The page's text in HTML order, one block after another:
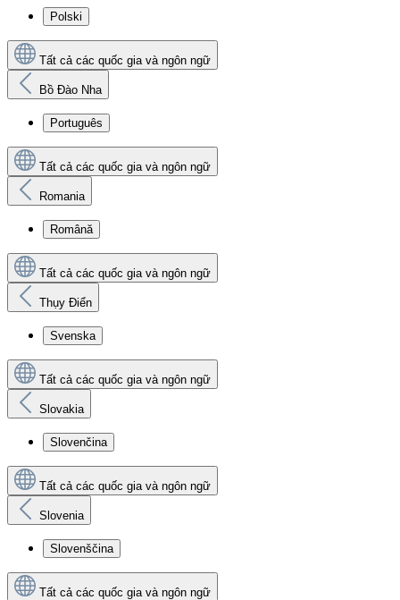
Polski
Tất cả các quốc gia và ngôn ngữ
Bồ Đào Nha
Português
Tất cả các quốc gia và ngôn ngữ
Romania
Română
Tất cả các quốc gia và ngôn ngữ
Thụy Điển
Svenska
Tất cả các quốc gia và ngôn ngữ
Slovakia
Slovenčina
Tất cả các quốc gia và ngôn ngữ
Slovenia
Slovenščina
Tất cả các quốc gia và ngôn ngữ